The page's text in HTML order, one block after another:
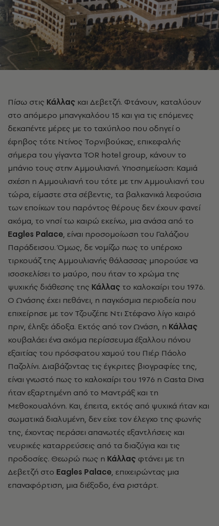
Πίσω στις Κάλλας και Δεβετζή. Φτάνουν, καταλύουν
στο απόμερο μπανγκαλόου 15 και για τις επόμενες
δεκαπέντε μέρες με το ταχύπλοο που οδηγεί ο
έφηβος τότε Ντίνος Τορνιβούκας, επικεφαλής
σήμερα του γίγαντα TOR hotel group, κάνουν το
μπάνιο τους στην Αμμουλιανή. Υποσημείωση: Καμιά
σχέση η Αμμουλιανή του τότε με την Αμμουλιανή του
τώρα, είμαστε στα σέβεντις, τα βαλκανικά λεφούσια
των εποίκων του παρόντος θέρους δεν έχουν φανεί
ακόμα, το νησί τω καιρώ εκείνω, μια ανάσα από το
Eagles Palace, είναι προσομοίωση του Γαλάζιου
Παράδεισου. Όμως, δε νομίζω πως το υπέροχο
τιρκουάζ της Αμμουλιανής θάλασσας μπορούσε να
ισοσκελίσει το μαύρο, που ήταν το χρώμα της
ψυχικής διάθεσης της Κάλλας το καλοκαίρι του 1976.
Ο Ωνάσης έχει πεθάνει, η παγκόσμια περιοδεία που
επιχείρησε με τον Τζουζέπε Ντι Στέφανο λίγο καιρό
πριν, έληξε άδοξα. Εκτός από τον Ωνάση, η Κάλλας
κουβαλάει ένα ακόμα περίσσευμα έξαλλου πόνου
εξαιτίας του πρόσφατου χαμού του Πιέρ Πάολο
Παζολίνι. Διαβάζοντας τις έγκριτες βιογραφίες της,
είναι γνωστό πως το καλοκαίρι του 1976 η Casta Diva
ήταν εξαρτημένη από το Μαντράξ και τη
Μεθοκουαλόνη. Και, έπειτα, εκτός από ψυχικά ήταν και
σωματικά διαλυμένη, δεν είχε τον έλεγχο της φωνής
της, έχοντας περάσει απανωτές εξαντλήσεις και
νευρικές καταρρεύσεις από τα διαζύγια και τις
προδοσίες. Θεωρώ πως η Κάλλας φτάνει με τη
Δεβετζή στο Eagles Palace, επιχειρώντας μια
επαναφόρτιση, μια διέξοδο, ένα ριστάρτ.